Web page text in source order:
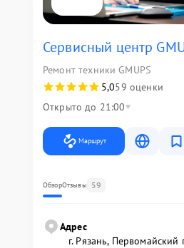
Сервисный центр
Ремонт техники GMUPS
5,059 оценки
Открыто до 21:00
Маршрут
ОбзорОтзывы 59
Адрес
г. Рязань, Первомайский